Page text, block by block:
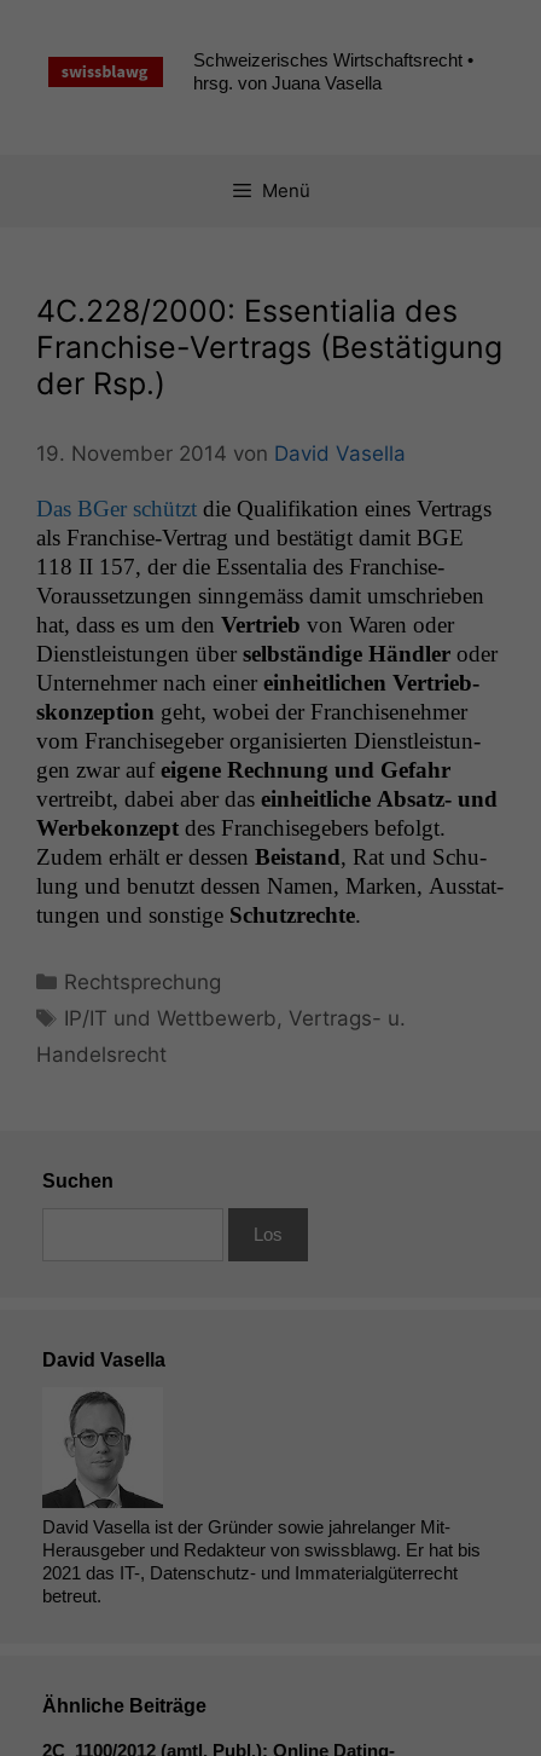
springen
Schweizerisches Wirtschaftsrecht •
hrsg. von Juana Vasella
Menü
4C.228/2000: Essentialia des
Franchise-Vertrags (Bestätigung
der Rsp.)
19. November 2014 von David Vasella
Das BGer schützt die Qual­i­fika­tion eines Ver­trags
als Fran­chise-Ver­trag und bestätigt damit BGE
118 II 157, der die Essen­talia des Fran­chise-
Voraus­set­zun­gen sin­ngemäss damit umschrieben
hat, dass es um den Ver­trieb von Waren oder
Dien­stleis­tun­gen über selb­ständi­ge Händler oder
Unternehmer nach ein­er ein­heitlichen Ver­trieb­
skonzep­tion geht, wobei der Fran­chisenehmer
vom Fran­chisege­ber organ­isierten Dien­stleis­tun­
gen zwar aufeigene Rech­nung und Gefahr
vertreibt, dabei aber das ein­heitliche Absatz- und
Wer­bekonzept des Fran­chisege­bers befol­gt.
Zudem erhält er dessen Bei­s­tand, Rat und Schu­
lung und benutzt dessen Namen, Marken, Ausstat­
tun­gen und son­stige Schutzrechte.
Kategorien
Rechtsprechung
Schlagwörter
IP/IT und Wettbewerb, Vertrags- u.
Handelsrecht
Suchen
David Vasella
David Vasella ist der Gründer sowie jahrelanger Mit-
Herausgeber und Redakteur von swissblawg. Er hat bis
2021 das IT-, Datenschutz- und Immaterialgüterrecht
betreut.
Ähnliche Beiträge
2C_1100/2012 (amtl. Publ.): Online Dating-